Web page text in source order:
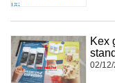
Kex
02/